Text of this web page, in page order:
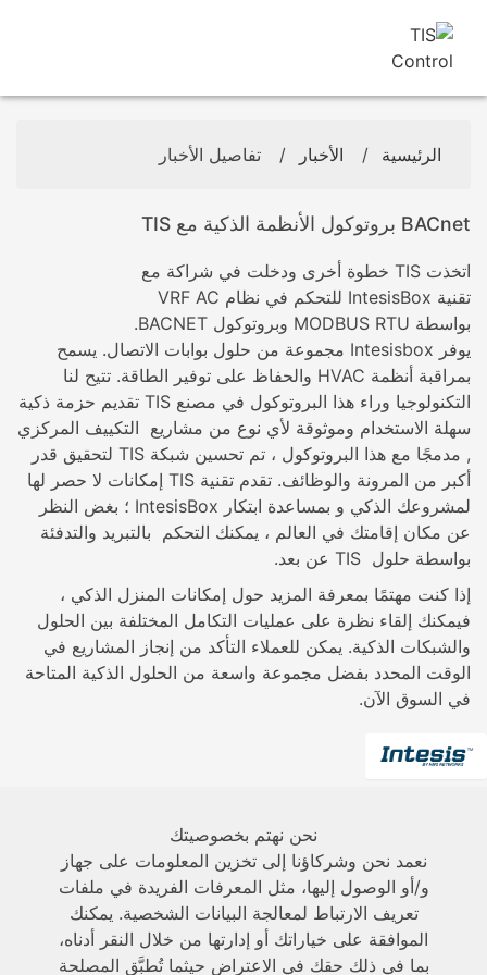
الرئيسية / الأخبار / تفاصيل الأخبار
BACnet بروتوكول الأنظمة الذكية مع TIS
اتخذت TIS خطوة أخرى ودخلت في شراكة مع
تقنية IntesisBox للتحكم في نظام VRF AC
بواسطة MODBUS RTU وبروتوكول BACNET.
يوفر Intesisbox مجموعة من حلول بوابات الاتصال. يسمح
بمراقبة أنظمة HVAC والحفاظ على توفير الطاقة. تتيح لنا
التكنولوجيا وراء هذا البروتوكول في مصنع TIS تقديم حزمة ذكية
سهلة الاستخدام وموثوقة لأي نوع من مشاريع التكييف المركزي
, مدمجًا مع هذا البروتوكول ، تم تحسين شبكة TIS لتحقيق قدر
أكبر من المرونة والوظائف. تقدم تقنية TIS إمكانات لا حصر لها
لمشروعك الذكي و بمساعدة ابتكار IntesisBox ؛ بغض النظر
عن مكان إقامتك في العالم ، يمكنك التحكم بالتبريد والتدفئة
بواسطة حلول TIS عن بعد.
إذا كنت مهتمًا بمعرفة المزيد حول إمكانات المنزل الذكي ،
فيمكنك إلقاء نظرة على عمليات التكامل المختلفة بين الحلول
والشبكات الذكية. يمكن للعملاء التأكد من إنجاز المشاريع في
الوقت المحدد بفضل مجموعة واسعة من الحلول الذكية المتاحة
في السوق الآن.
عن الشركة
الدعم الفني
نحن نهتم بخصوصيتك
نعمد نحن وشركاؤنا إلى تخزين المعلومات على جهاز
و/أو الوصول إليها، مثل المعرفات الفريدة في ملفات
تعريف الارتباط لمعالجة البيانات الشخصية. يمكنك
الموافقة على خياراتك أو إدارتها من خلال النقر أدناه،
بما في ذلك حقك في الاعتراض حيثما تُطبَّق المصلحة